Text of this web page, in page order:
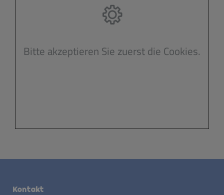
Bitte akzeptieren Sie zuerst die Cookies.
Kontakt